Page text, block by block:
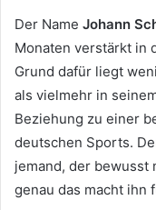
Der Name Johann
Monaten verstärkt in
Grund dafür liegt
als vielmehr in
Beziehung zu einer
deutschen Sports.
jemand, der bewusst
genau das macht ihn